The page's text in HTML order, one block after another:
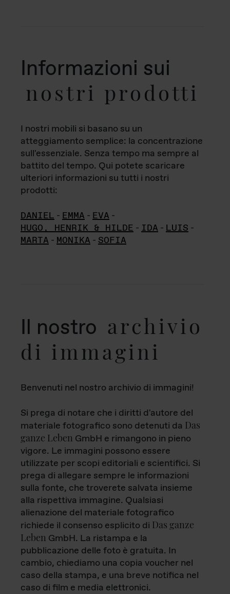
Informazioni sui
nostri prodotti
I nostri mobili si basano su un
atteggiamento semplice: la concentrazione
sull'essenziale. Senza tempo ma sempre al
battito del tempo. Qui potete scaricare
ulteriori informazioni su tutti i nostri
prodotti:
DANIEL - EMMA - EVA -
HUGO, HENRIK & HILDE - IDA - LUIS -
MARTA - MONIKA - SOFIA
Il nostro archivio
di immagini
Benvenuti nel nostro archivio di immagini!
Si prega di notare che i diritti d'autore del
materiale fotografico sono detenuti da Das
ganze Leben GmbH e rimangono in pieno
vigore. Le immagini possono essere
utilizzate per scopi editoriali e scientifici. Si
prega di allegare sempre le informazioni
sulla fonte, che troverete salvata insieme
alla rispettiva immagine. Qualsiasi
alienazione del materiale fotografico
richiede il consenso esplicito di Das ganze
Leben GmbH. La ristampa e la
pubblicazione delle foto è gratuita. In
cambio, chiediamo una copia voucher nel
caso della stampa, e una breve notifica nel
caso di film e media elettronici.